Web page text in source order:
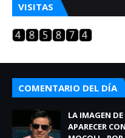
VISITAS
COMENTARIO DEL DÍA
LA IMAGEN
APARECER